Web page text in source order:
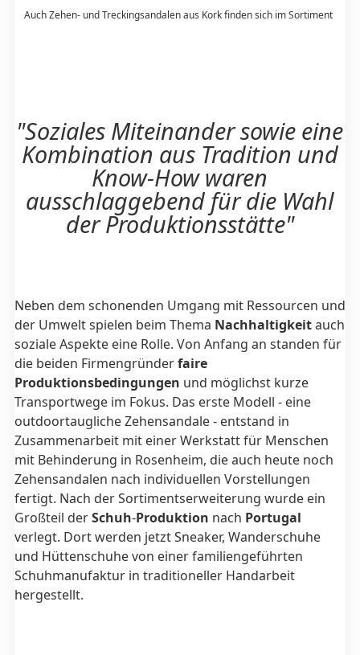
Auch Zehen- und Treckingsandalen aus Kork finden sich im Sortiment
"Soziales Miteinander sowie eine
Kombination aus Tradition und
Know-How waren
ausschlaggebend für die Wahl
der Produktionsstätte"
Neben dem schonenden Umgang mit Ressourcen und
der Umwelt spielen beim Thema Nachhaltigkeitauch
soziale Aspekte eine Rolle. Von Anfang an standen für
die beiden Firmengründerfaire
Produktionsbedingungen und möglichst kurze
Transportwege im Fokus. Das erste Modell - eine
outdoortaugliche Zehensandale - entstand in
Zusammenarbeit mit einer Werkstatt für Menschen
mit Behinderung in Rosenheim, die auch heute noch
Zehensandalen nach individuellen Vorstellungen
fertigt. Nach der Sortimentserweiterung wurde ein
Großteil derSchuh-Produktion nach Portugal
verlegt. Dort werden jetzt Sneaker, Wanderschuhe
und Hüttenschuhe von einer familiengeführten
Schuhmanufaktur in traditioneller Handarbeit
hergestellt.